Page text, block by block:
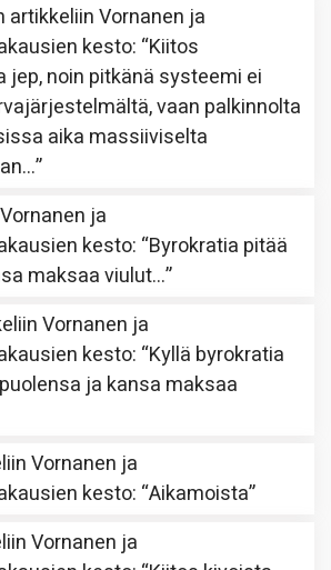
artikkeliinVornanen ja
kesto: “Kiitos
jep, noin pitkänä systeemi ei
vaan palkinnolta
aika massiiviselta
”
Vornanen ja
kesto: “Byrokratia pitää
maksaa viulut…”
Vornanen ja
kesto: “Kyllä byrokratia
ja kansa maksaa
Vornanen ja
kesto: “Aikamoista”
Vornanen ja